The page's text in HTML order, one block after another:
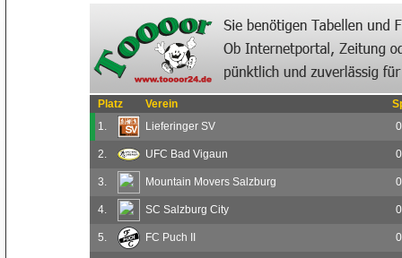
Platz Verein
1.
Lieferinger SV 0
2. UFC Bad Vigaun 0
3. Mountain Movers Salzburg 0
4. SC Salzburg City 0
5. FC Puch II 0